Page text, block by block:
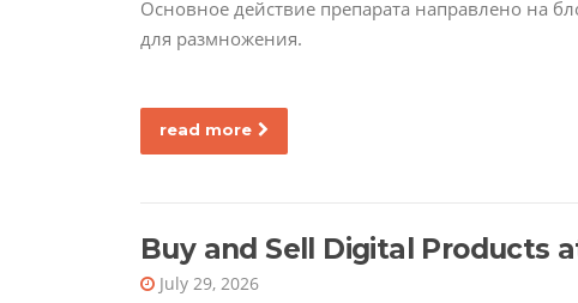
Основное действие препарата направлено на
для размножения.
read more
Buy and Sell Digital Products
July 29, 2026